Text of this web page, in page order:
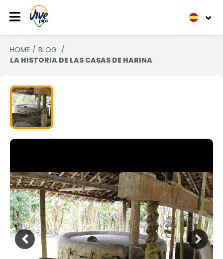
HOME
BLOG
LA HISTORIA DE LAS CASAS DE HARINA